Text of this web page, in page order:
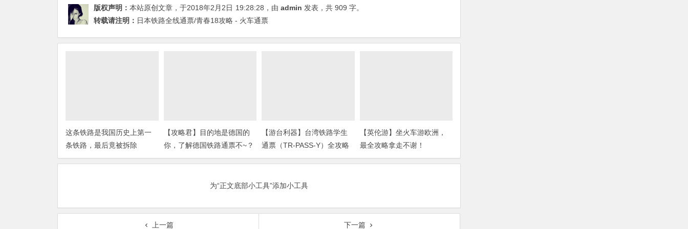
版权声明： 本站原创文章，于2018年2月2日 19:28:28 ，由 admin 发表，共 909 字。
转载请注明： 日本铁路全线通票/青春18攻略 - 火车通票
这条铁路是我国历史上第一
条铁路，最后竟被拆除
【攻略君】目的地是德国的
你，了解德国铁路通票不~？
【游台利器】台湾铁路学生
通票（TR-PASS-Y）全攻略
【英伦游】坐火车游欧洲，
最全攻略拿走不谢！
为“正文底部小工具”添加小工具
上一篇 下一篇